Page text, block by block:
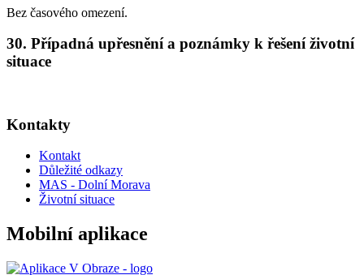
Bez časového omezení.
30. Případná upřesnění a poznámky k řešení životní
situace
Kontakty
Kontakt
Důležité odkazy
MAS - Dolní Morava
Životní situace
Mobilní aplikace